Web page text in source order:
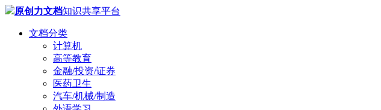
原创力文档知识共享平台
文档分类
计算机
高等教育
金融/投资/证券
医药卫生
汽车/机械/制造